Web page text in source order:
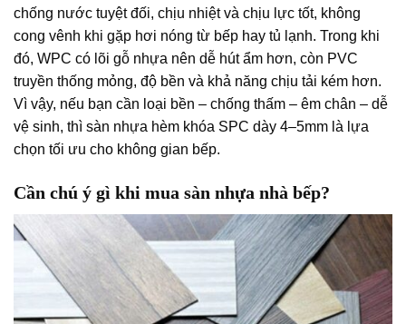
chống nước tuyệt đối, chịu nhiệt và chịu lực tốt, không
cong vênh khi gặp hơi nóng từ bếp hay tủ lạnh. Trong khi
đó, WPC có lõi gỗ nhựa nên dễ hút ẩm hơn, còn PVC
truyền thống mỏng, độ bền và khả năng chịu tải kém hơn.
Vì vậy, nếu bạn cần loại bền – chống thấm – êm chân – dễ
vệ sinh, thì sàn nhựa hèm khóa SPC dày 4–5mm là lựa
chọn tối ưu cho không gian bếp.
Cần chú ý gì khi mua sàn nhựa nhà bếp?